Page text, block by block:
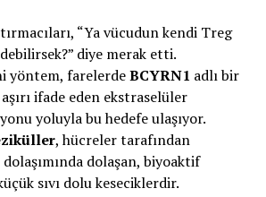
“Ya vücudun kendi Treg
diye merak etti.
yöntem, farelerdeBCYRN1 adlı bir
ifade eden ekstraselüler
yoluyla bu hedefe ulaşıyor.
, hücreler tarafından
dolaşan, biyoaktif
sıvı dolu keseciklerdir.